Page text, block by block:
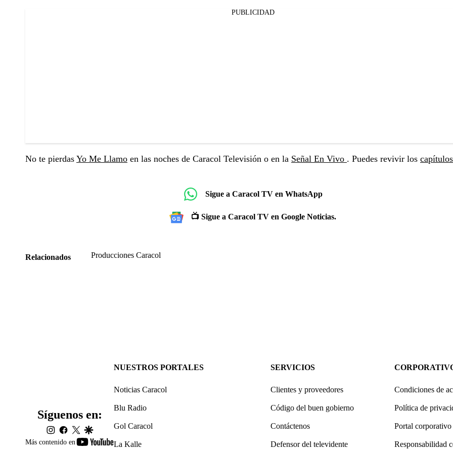
PUBLICIDAD
No te pierdas Yo Me Llamo en las noches de Caracol Televisión o en la Señal En Vivo . Puedes revivir los
Sigue a Caracol TV en WhatsApp
📺 Sigue a Caracol TV en Google Noticias.
Relacionados Producciones Caracol
Más contenido en
youtube-
Síguenos en:
instagram
facebook
twittergoogle
NUESTROS PORTALES
Noticias Caracol
Blu Radio
Gol Caracol
La Kalle
SERVICIOS
Clientes y proveedores
Código del buen gobierno
Contáctenos
Defensor del televidente
Condiciones de
Política de
Portal corporativo
Responsabilidad